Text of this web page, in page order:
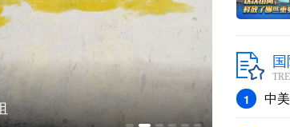
载货大
1 中